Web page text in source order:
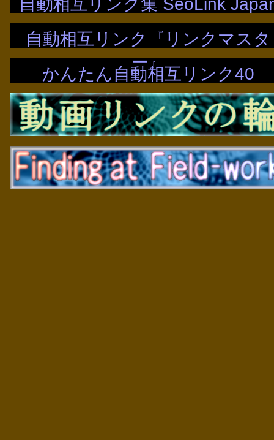
自動相互リンク集 SeoLink
自動相互リンク『リンクマスタ
ー』
かんたん自動相互リンク40